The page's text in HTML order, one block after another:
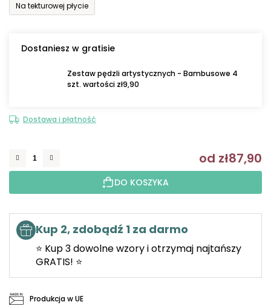
Na tekturowej płycie
Dostaniesz w gratisie
Zestaw pędzli artystycznych - Bambusowe 4
szt. wartości zł9,90
Dostawa i płatność
od zł87,90
DO KOSZYKA
Kup 2, zdobądź 1 za darmo
⭐ Kup 3 dowolne wzory i otrzymaj najtańszy
GRATIS! ⭐
Produkcja w UE